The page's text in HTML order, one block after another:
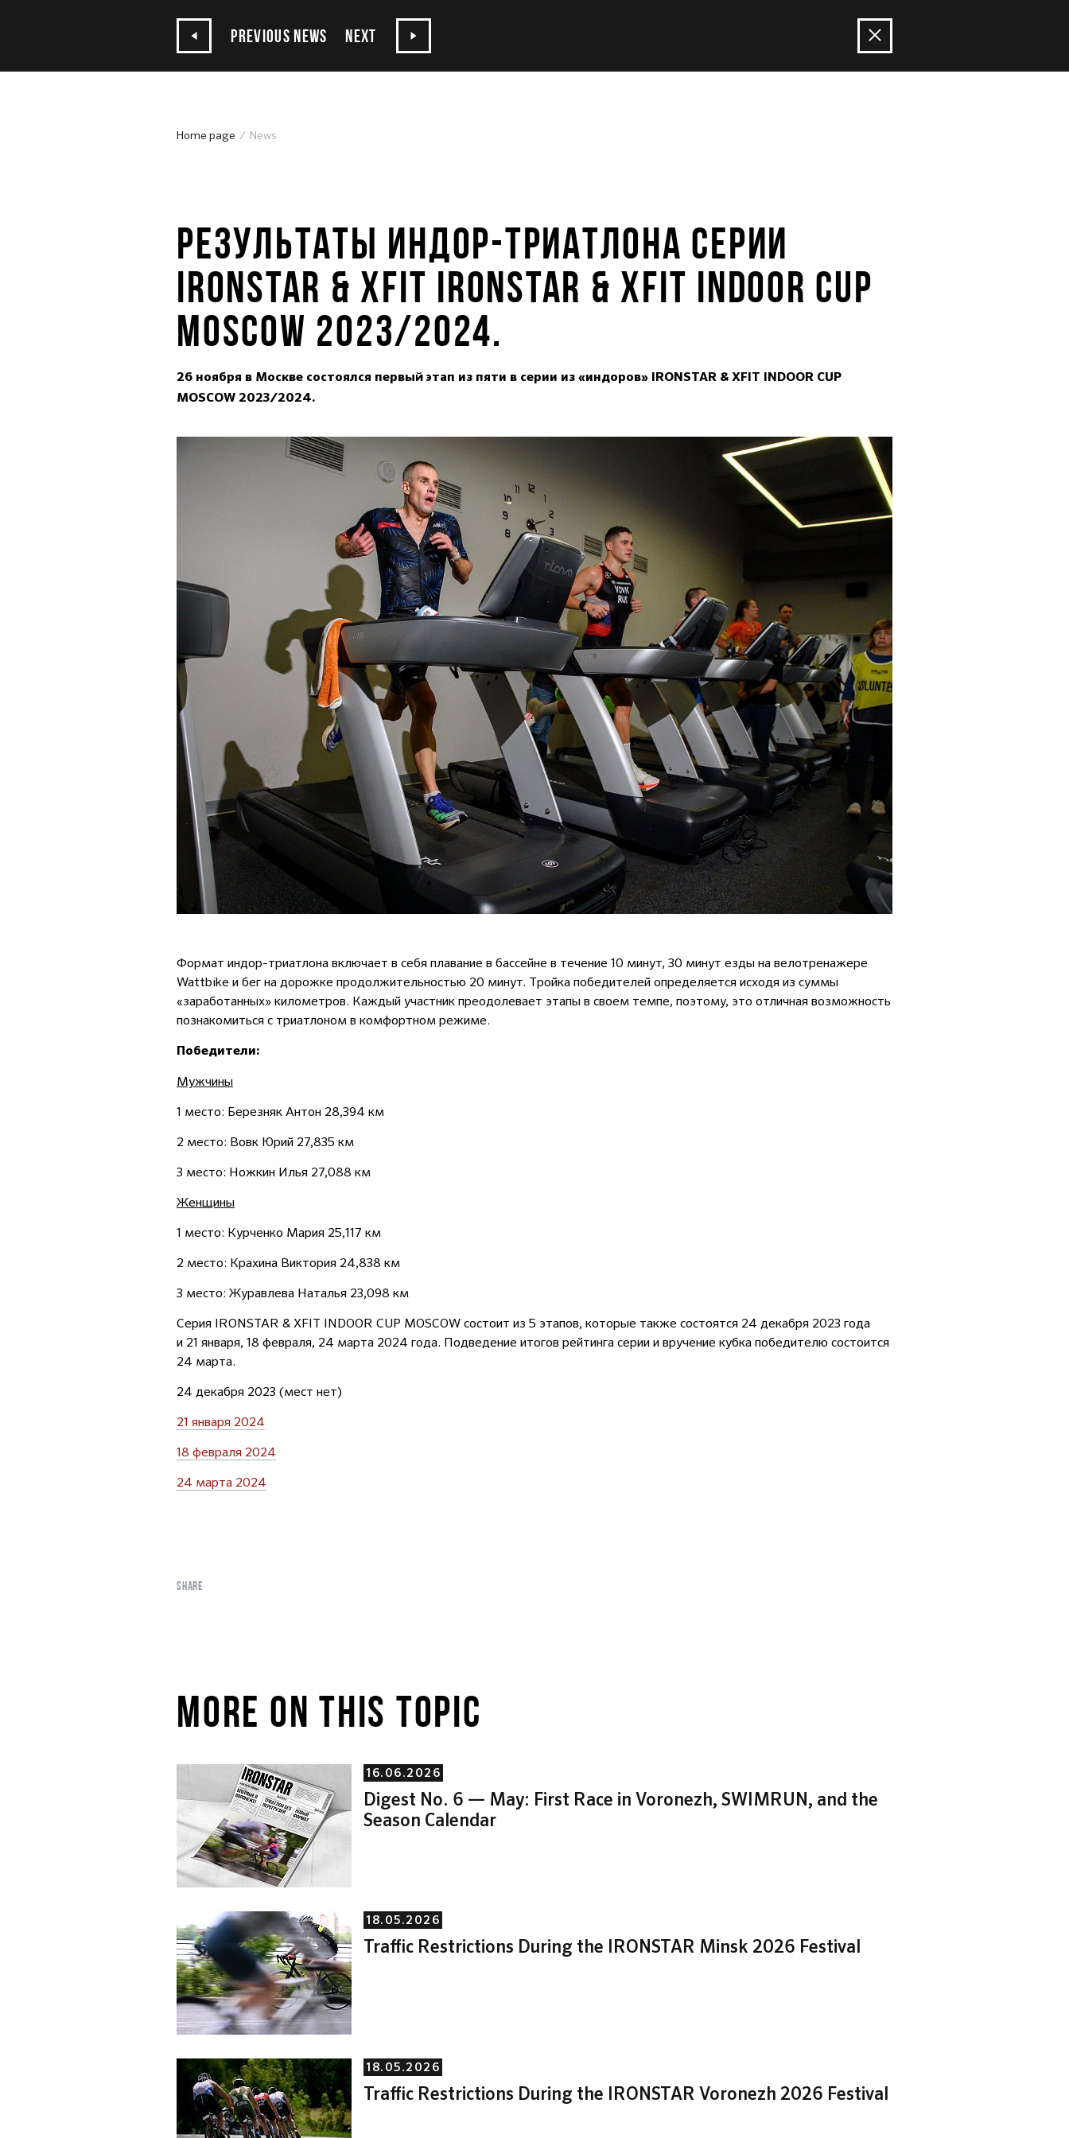
PREVIOUS NEWS NEXT
Home page News
РЕЗУЛЬТАТЫ ИНДОР-ТРИАТЛОНА СЕРИИ
IRONSTAR & XFIT IRONSTAR & XFIT INDOOR CUP
MOSCOW 2023/2024.
26 ноября в Москве состоялся первый этап из пяти в серии из «индоров» IRONSTAR & XFIT INDOOR CUP
MOSCOW 2023/2024.
Формат индор-триатлона включает в себя плавание в бассейне в течение 10 минут, 30 минут езды на велотренажере
Wattbike и бег на дорожке продолжительностью 20 минут. Тройка победителей определяется исходя из суммы
«заработанных» километров. Каждый участник преодолевает этапы в своем темпе, поэтому, это отличная возможность
познакомиться с триатлоном в комфортном режиме.
Победители:
Мужчины
1 место: Березняк Антон 28,394 км
2 место: Вовк Юрий 27,835 км
3 место: Ножкин Илья 27,088 км
Женщины
1 место: Курченко Мария 25,117 км
2 место: Крахина Виктория 24,838 км
3 место: Журавлева Наталья 23,098 км
Серия IRONSTAR & XFIT INDOOR CUP MOSCOW состоит из 5 этапов, которые также состоятся 24 декабря 2023 года
и 21 января, 18 февраля, 24 марта 2024 года. Подведение итогов рейтинга серии и вручение кубка победителю состоится
24 марта.
24 декабря 2023 (мест нет)
21 января 2024
18 февраля 2024
24 марта 2024
SHARE
MORE ON THIS TOPIC
16.06.2026
Digest No. 6 — May: First Race in Voronezh, SWIMRUN, and the
Season Calendar
18.05.2026
Traffic Restrictions During the IRONSTAR Minsk 2026 Festival
18.05.2026
Traffic Restrictions During the IRONSTAR Voronezh 2026 Festival